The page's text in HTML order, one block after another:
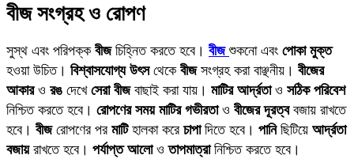
বীজ সংগ্রহ ও রোপণ
সুস্থ এবং পরিপক্ক বীজচিহ্নিত করতে হবে। বীজ শুকনো এবং পোকা মুক্ত
হওয়া উচিত। বিশ্বাসযোগ্য উৎসথেকে বীজসংগ্রহ করা বাঞ্ছনীয়। বীজের
আকারও রঙ দেখে সেরা বীজবাছাই করা যায়। মাটির আর্দ্রতাও সঠিক পরিবেশ
নিশ্চিত করতে হবে। রোপণের সময় মাটির গভীরতাও বীজের দূরত্ববজায় রাখতে
হবে। বীজরোপণের পর মাটিহালকা করে চাপাদিতে হবে। পানিছিটিয়ে আর্দ্রতা
বজায়রাখতে হবে। পর্যাপ্ত আলোওতাপমাত্রানিশ্চিত করতে হবে।